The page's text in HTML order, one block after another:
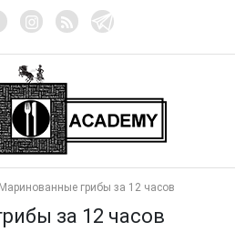
Маринованные грибы за 12 часов
за 12 часов